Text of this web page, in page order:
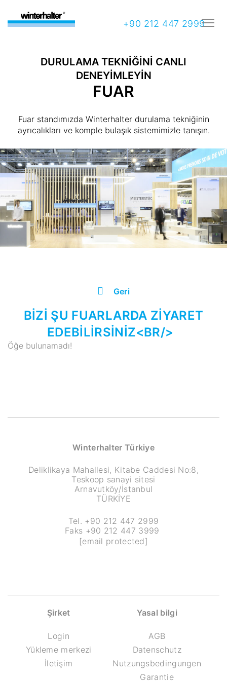
+90 212 447 2999
DURULAMA TEKNİĞİNİ CANLI
DENEYİMLEYİN
FUAR
Fuar standımızda Winterhalter durulama tekniğinin
ayrıcalıkları ve komple bulaşık sistemimizle tanışın.
Geri
BIZI ŞU FUARLARDA ZIYARET
EDEBILIRSINIZ<BR/>
Öğe bulunamadı!
Winterhalter Türkiye
Deliklikaya Mahallesi, Kitabe Caddesi No:8,
Teskoop sanayi sitesi
Arnavutköy/İstanbul
TÜRKİYE
Tel. +90 212 447 2999
Faks +90 212 447 3999
[email protected]
Şirket
Login
Yükleme merkezi
İletişim
Yasal bilgi
AGB
Datenschutz
Nutzungsbedingungen
Garantie